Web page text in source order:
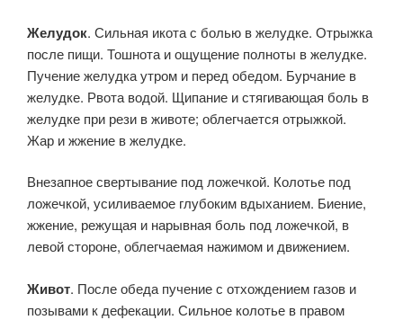
Желудок. Сильная икота с болью в желудке. Отрыжка
после пищи. Тошнота и ощущение полноты в желудке.
Пучение желудка утром и перед обедом. Бурчание в
желудке. Рвота водой. Щипание и стягивающая боль в
желудке при рези в животе; облегчается отрыжкой.
Жар и жжение в желудке.
Внезапное свертывание под ложечкой. Колотье под
ложечкой, усиливаемое глубоким вдыханием. Биение,
жжение, режущая и нарывная боль под ложечкой, в
левой стороне, облегчаемая нажимом и движением.
Живот. После обеда пучение с отхождением газов и
позывами к дефекации. Сильное колотье в правом